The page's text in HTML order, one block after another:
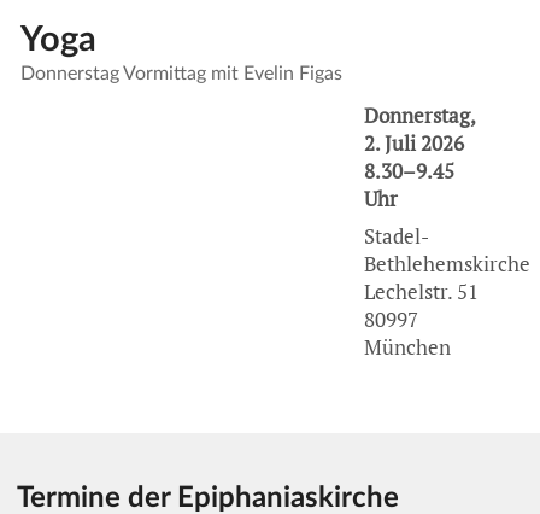
Yoga
Donnerstag Vormittag mit Evelin Figas
Donnerstag,
2. Juli 2026
8.30–9.45
Uhr
Stadel-
Bethlehemskirche
Lechelstr. 51
80997
München
Termine der Epiphaniaskirche